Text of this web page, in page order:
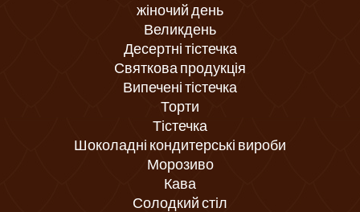
жіночий день
Великдень
Десертні тістечка
Святкова продукція
Випечені тістечка
Торти
Тістечка
Шоколадні кондитерські вироби
Морозиво
Кава
Солодкий стіл